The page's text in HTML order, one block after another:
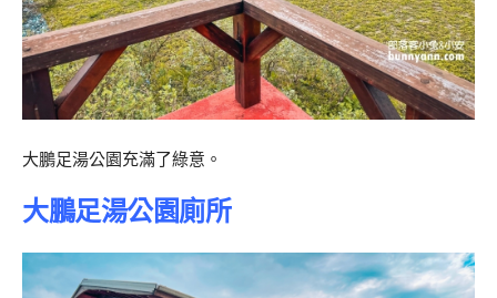
大鵬足湯公園充滿了綠意。
大鵬足湯公園廁所